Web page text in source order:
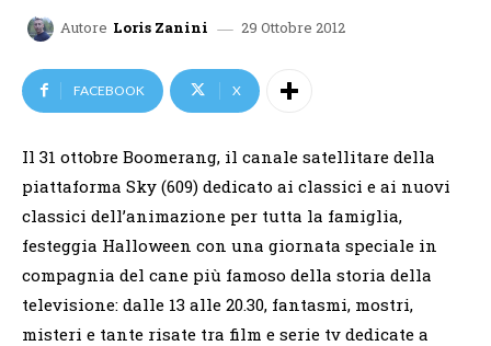
Autore Loris Zanini 29 Ottobre 2012
FACEBOOK X
Il 31 ottobre Boomerang, il canale satellitare della
piattaforma Sky (609) dedicato ai classici e ai nuovi
classici dell’animazione per tutta la famiglia,
festeggia Halloween con una giornata speciale in
compagnia del cane più famoso della storia della
televisione: dalle 13 alle 20.30, fantasmi, mostri,
misteri e tante risate tra film e serie tv dedicate a